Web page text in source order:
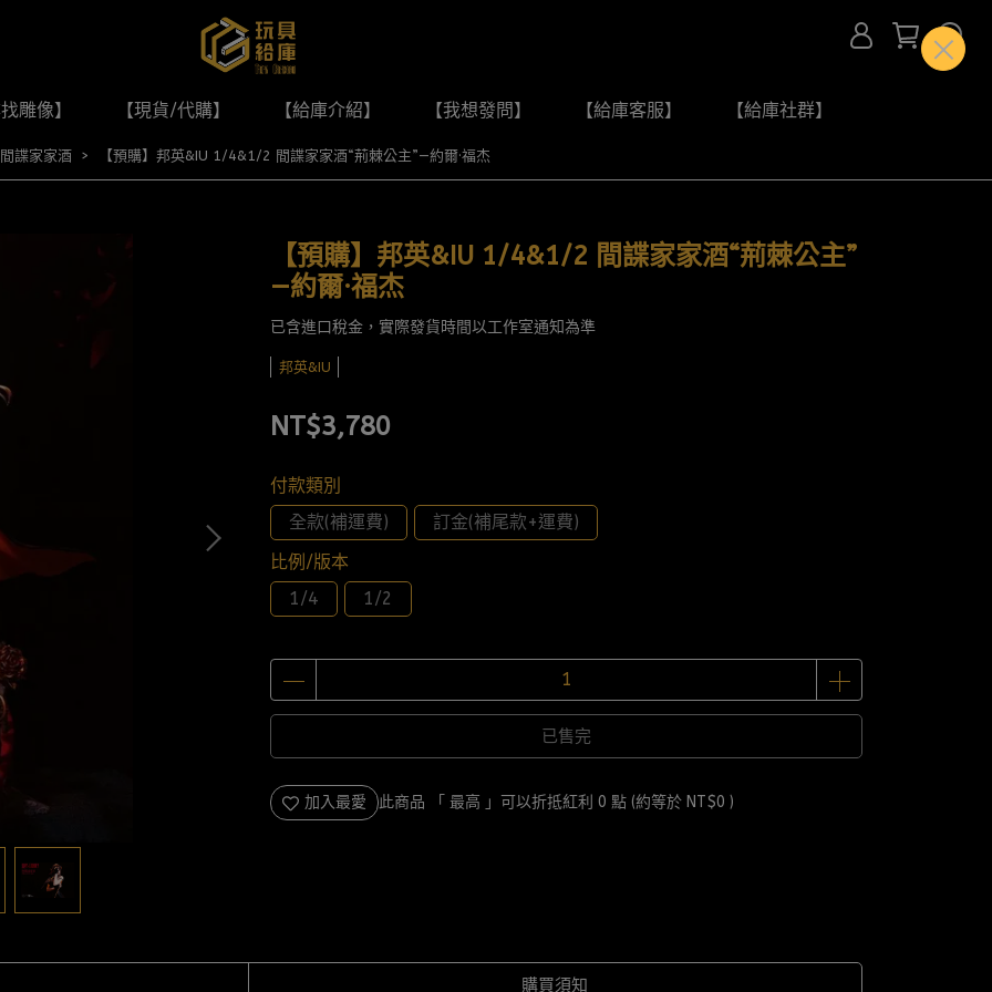
雕像】 【現貨/代購】 【給庫介紹】 【我想發問】 【給庫客服】 【給庫社群】
間諜家家酒 【預購】邦英&IU 1/4&1/2 間諜家家酒“荊棘公主”—約爾·福杰
【預購】邦英&IU 1/4&1/2 間諜家家酒“荊棘公主”
—約爾·福杰
已含進口稅金，實際發貨時間以工作室通知為準
邦英&IU
NT$3,780
付款類別
全款(補運費)
訂金(補尾款+運費)
比例/版本
1/4
1/2
已售完
加入最愛 此商品 「 最高 」可以折抵紅利 0 點 (約等於 NT$0 )
購買須知